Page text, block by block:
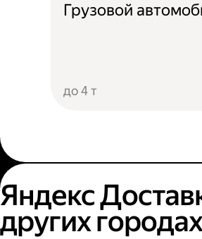
Грузовой
до 4 т
Яндекс
других городах